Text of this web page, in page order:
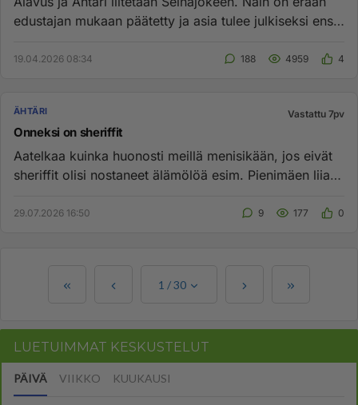
edustajan mukaan päätetty ja asia tulee julkiseksi ensi
19.04.2026 08:34 188 4959 4
ÄHTÄRI Vastattu 7pv
Onneksi on sheriffit
Aatelkaa kuinka huonosti meillä menisikään, jos eivät
sheriffit olisi nostaneet älämölöä esim. Pienimäen liian
29.07.2026 16:50 9 177 0
1 /30
LUETUIMMAT KESKUSTELUT
PÄIVÄ VIIKKO KUUKAUSI